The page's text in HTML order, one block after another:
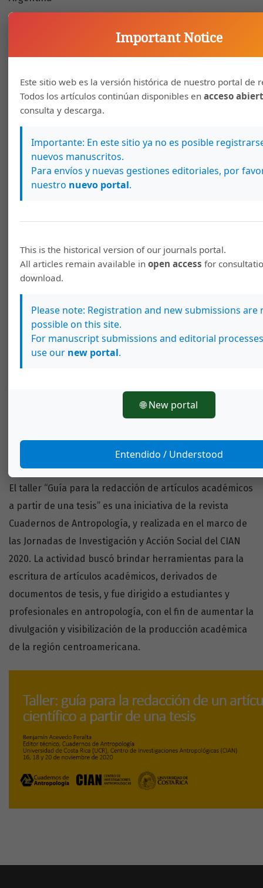
Yanina Faccio, Instituto de Altos Estudios Sociales IDAES-
UNSAM/Conicet, San Martín, Argentina
Maria F. Blanco, Centro de Investigaciones Sociales
(CIS)-Conicet/IDES, Ciudad Autónoma de Buenos Aires,
Argentina
Louise C. Gomes-Branco, Universidade Federal do Rio
Grande do Norte, Departamento de Antropología,
Natal-RN, Brasil
artículos académicos a partir de una
El taller “Guía para la redacción de artículos académicos
a partir de una tesis” es una iniciativa de la revista
Cuadernos de Antropología, y realizada en el marco de
las Jornadas de Investigación y Acción Social del CIAN
2020. La actividad buscó brindar herramientas para la
escritura de artículos académicos, derivados de
documentos de tesis, y fue dirigido a estudiantes y
profesionales en antropología, con el fin de aumentar la
divulgación y visibilización de la producción académica
de la región centroamericana.
Important Notice
Este sitio web es la versión histórica de nuestro portal de
Todos los artículos continúan disponibles enacceso
consulta y descarga.
Importante: En este sitio ya no es posible
nuevos manuscritos.
Para envíos y nuevas gestiones editoriales, por
nuestro nuevo portal.
This is the historical version of our journals portal.
All articles remain available inopen access for
download.
Please note: Registration and new submissions are
possible on this site.
For manuscript submissions and editorial
use our new portal.
🌐 New portal
Entendido / Understood